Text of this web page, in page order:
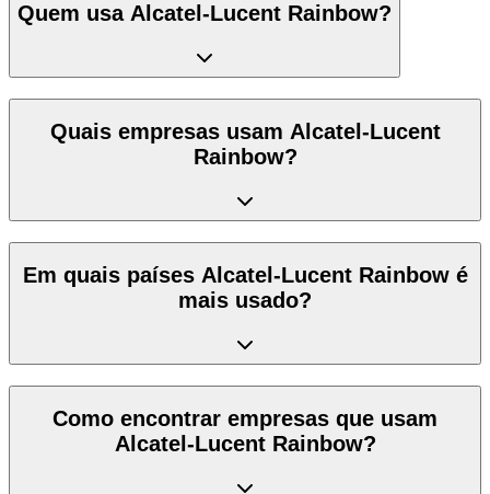
Quem usa Alcatel-Lucent Rainbow?
Quais empresas usam Alcatel-Lucent
Rainbow?
Em quais países Alcatel-Lucent Rainbow é
mais usado?
Como encontrar empresas que usam
Alcatel-Lucent Rainbow?